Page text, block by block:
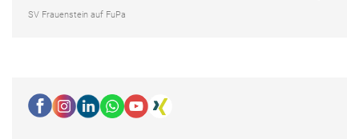
SV Frauenstein auf FuPa